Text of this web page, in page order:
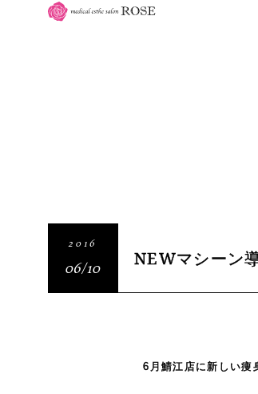
2016
06/10 NEWマシーン
6月鯖江店に新しい痩